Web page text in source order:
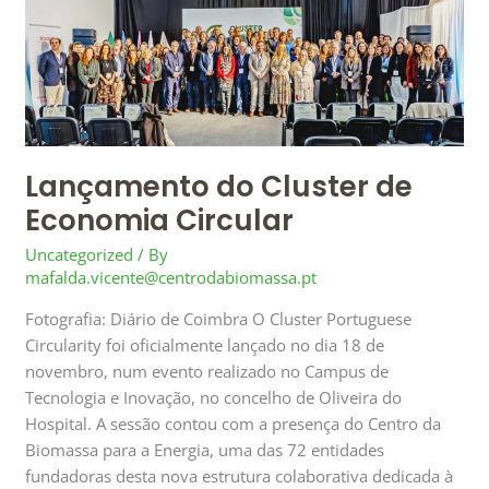
Lançamento do Cluster de
Economia Circular
Uncategorized / By
mafalda.vicente@centrodabiomassa.pt
Fotografia: Diário de Coimbra O Cluster Portuguese
Circularity foi oficialmente lançado no dia 18 de
novembro, num evento realizado no Campus de
Tecnologia e Inovação, no concelho de Oliveira do
Hospital. A sessão contou com a presença do Centro da
Biomassa para a Energia, uma das 72 entidades
fundadoras desta nova estrutura colaborativa dedicada à
Economia
Circular